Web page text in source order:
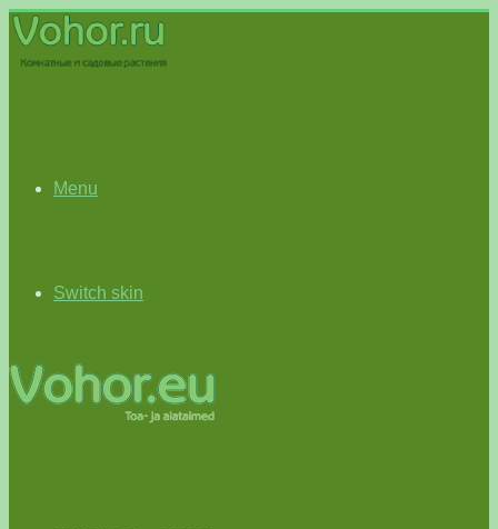
Menu
Switch skin